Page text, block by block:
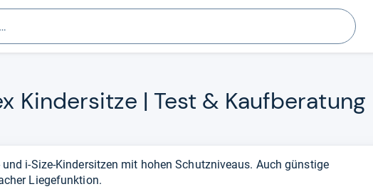
Suchen
Kin­der­sitze | Test & Kauf­be­ra­tung
i-Size-Kindersitzen mit hohen Schutzniveaus. Auch günstige
Liegefunktion.